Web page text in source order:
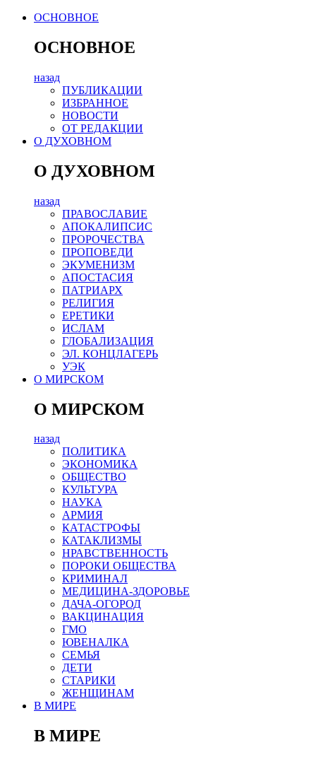
ОСНОВНОЕ
ОСНОВНОЕ
назад
ПУБЛИКАЦИИ
ИЗБРАННОЕ
НОВОСТИ
ОТ РЕДАКЦИИ
О ДУХОВНОМ
О ДУХОВНОМ
назад
ПРАВОСЛАВИЕ
АПОКАЛИПСИС
ПРОРОЧЕСТВА
ПРОПОВЕДИ
ЭКУМЕНИЗМ
АПОСТАСИЯ
ПАТРИАРХ
РЕЛИГИЯ
ЕРЕТИКИ
ИСЛАМ
ГЛОБАЛИЗАЦИЯ
ЭЛ. КОНЦЛАГЕРЬ
УЭК
О МИРСКОМ
О МИРСКОМ
назад
ПОЛИТИКА
ЭКОНОМИКА
ОБЩЕСТВО
КУЛЬТУРА
НАУКА
АРМИЯ
КАТАСТРОФЫ
КАТАКЛИЗМЫ
НРАВСТВЕННОСТЬ
ПОРОКИ ОБЩЕСТВА
КРИМИНАЛ
МЕДИЦИНА-ЗДОРОВЬЕ
ДАЧА-ОГОРОД
ВАКЦИНАЦИЯ
ГМО
ЮВЕНАЛКА
СЕМЬЯ
ДЕТИ
СТАРИКИ
ЖЕНЩИНАМ
В МИРЕ
В МИРЕ